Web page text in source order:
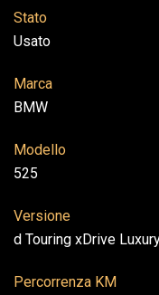
Stato
Usato
Marca
BMW
Modello
525
Versione
d Touring xDrive
Percorrenza KM